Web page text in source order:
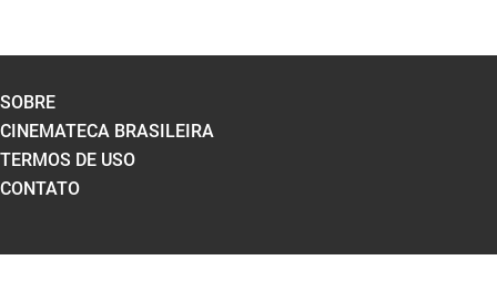
SOBRE
CINEMATECA BRASILEIRA
TERMOS DE USO
CONTATO